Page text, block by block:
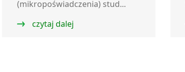
(mikropoświadczenia) stud...
czytaj dalej